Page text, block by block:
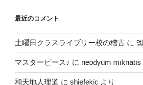
最近のコメント
土曜日クラスライブリー校の稽古 に
マスターピース♪ に neodyum mıknatıs
和天地人理道 に shiefekic より